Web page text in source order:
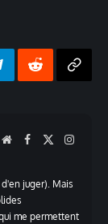
TelegramReddit
WebsiteFacebook
juger). Mais
me permettent